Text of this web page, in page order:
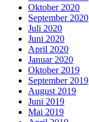
Oktober 2020
September 2020
Juli 2020
Juni 2020
April 2020
Januar 2020
Oktober 2019
September 2019
August 2019
Juni 2019
Mai 2019